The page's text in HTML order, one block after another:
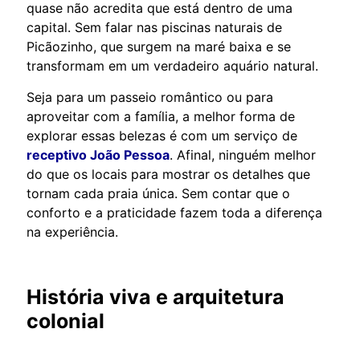
quase não acredita que está dentro de uma
capital. Sem falar nas piscinas naturais de
Picãozinho, que surgem na maré baixa e se
transformam em um verdadeiro aquário natural.
Seja para um passeio romântico ou para
aproveitar com a família, a melhor forma de
explorar essas belezas é com um serviço de
receptivo João Pessoa. Afinal, ninguém melhor
do que os locais para mostrar os detalhes que
tornam cada praia única. Sem contar que o
conforto e a praticidade fazem toda a diferença
na experiência.
História viva e arquitetura
colonial